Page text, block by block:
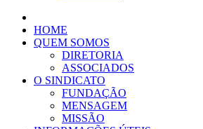
HOME
QUEM SOMOS
DIRETORIA
ASSOCIADOS
O SINDICATO
FUNDAÇÃO
MENSAGEM
MISSÃO